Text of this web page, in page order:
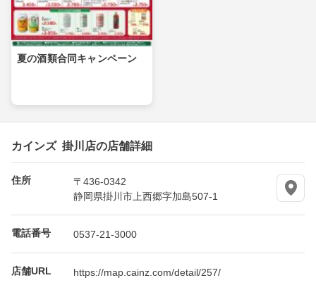
夏の酒類合同キャンペーン
カインズ 掛川店の店舗詳細
住所
〒436-0342
静岡県掛川市上西郷字加島507-1
電話番号 0537-21-3000
店舗URL https://map.cainz.com/detail/257/